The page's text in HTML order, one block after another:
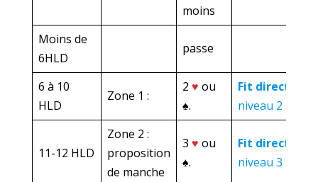
moins
Moins de
6HLD
passe
6 à 10
HLD
Zone 1 :
2 ♥ ou
♠.
Fit direct
niveau 2
11-12 HLD
Zone 2 :
proposition
de manche
3 ♥ ou
♠.
Fit direct
niveau 3